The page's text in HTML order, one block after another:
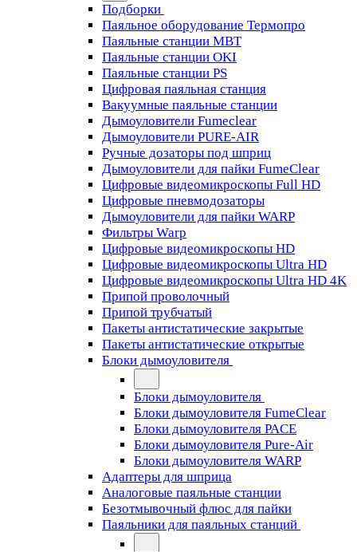
Подборки
Паяльное оборудование Термопро
Паяльные станции MBT
Паяльные станции OKI
Паяльные станции PS
Цифровая паяльная станция
Вакуумные паяльные станции
Дымоуловители Fumeclear
Дымоуловители PURE-AIR
Ручные дозаторы под шприц
Дымоуловители для пайки FumeClear
Цифровые видеомикроскопы Full HD
Цифровые пневмодозаторы
Дымоуловители для пайки WARP
Фильтры Warp
Цифровые видеомикроскопы HD
Цифровые видеомикроскопы Ultra HD
Цифровые видеомикроскопы Ultra HD 4K
Припой проволочный
Припой трубчатый
Пакеты антистатические закрытые
Пакеты антистатические открытые
Блоки дымоуловителя
Блоки дымоуловителя
Блоки дымоуловителя FumeClear
Блоки дымоуловителя PACE
Блоки дымоуловителя Pure-Air
Блоки дымоуловителя WARP
Адаптеры для шприца
Аналоговые паяльные станции
Безотмывочный флюс для пайки
Паяльники для паяльных станций